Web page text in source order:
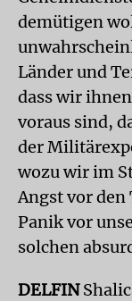
demütigen
Länder und
dass wir
voraus sind,
der
wozu wir im
Angst vor
Panik vor
solchen
DELFIN